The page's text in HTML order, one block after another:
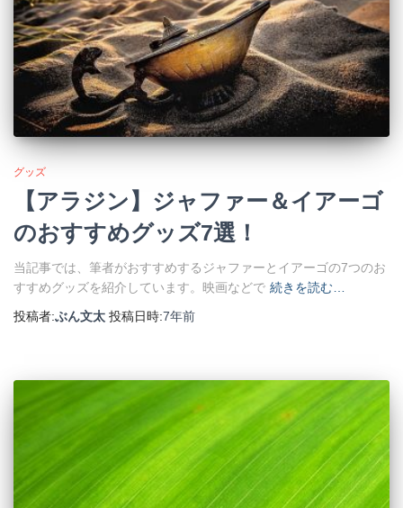
グッズ
【アラジン】ジャファー＆イアーゴ
のおすすめグッズ7選！
当記事では、筆者がおすすめするジャファーとイアーゴの7つのお
すすめグッズを紹介しています。映画などで 続きを読む…
投稿者:ぶん文太 投稿日時:7年前